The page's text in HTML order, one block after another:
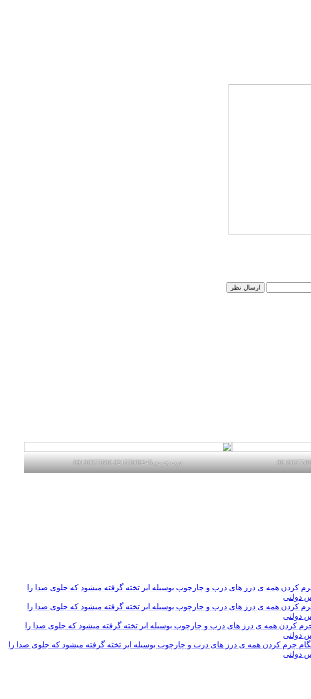
درب چرمی02155969245-09196375800
همه ی درز های درب و چارچوب بوسیله ابر تخته گرفته میشود که جلوی صدا را
همه ی درز های درب و چارچوب بوسیله ابر تخته گرفته میشود که جلوی صدا را
همه ی درز های درب و چارچوب بوسیله ابر تخته گرفته میشود که جلوی صدا را
کردن همه ی درز های درب و چارچوب بوسیله ابر تخته گرفته میشود که جلوی صدا را